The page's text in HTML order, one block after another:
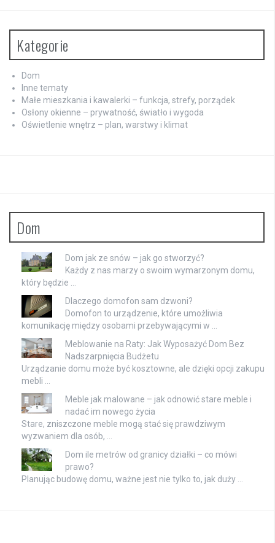
Kategorie
Dom
Inne tematy
Małe mieszkania i kawalerki – funkcja, strefy, porządek
Osłony okienne – prywatność, światło i wygoda
Oświetlenie wnętrz – plan, warstwy i klimat
Dom
Dom jak ze snów – jak go stworzyć?
Każdy z nas marzy o swoim wymarzonym domu,
który będzie …
Dlaczego domofon sam dzwoni?
Domofon to urządzenie, które umożliwia
komunikację między osobami przebywającymi w …
Meblowanie na Raty: Jak Wyposażyć Dom Bez
Nadszarpnięcia Budżetu
Urządzanie domu może być kosztowne, ale dzięki opcji zakupu
mebli …
Meble jak malowane – jak odnowić stare meble i
nadać im nowego życia
Stare, zniszczone meble mogą stać się prawdziwym
wyzwaniem dla osób, …
Dom ile metrów od granicy działki – co mówi
prawo?
Planując budowę domu, ważne jest nie tylko to, jak duży …